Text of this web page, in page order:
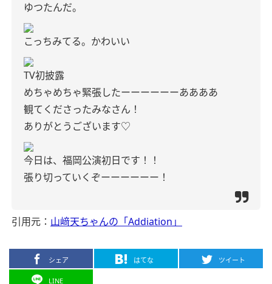
ゆつたんだ。
こっちみてる。かわいい
TV初披露
めちゃめちゃ緊張したーーーーーーああああ
観てくださったみなさん！
ありがとうございます♡
今日は、福岡公演初日です！！
張り切っていくぞーーーーーー！
引用元： 山﨑天ちゃんの「Addiation」
シェア はてな ツイート
LINE